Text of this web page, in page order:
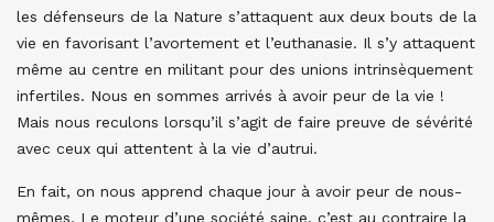
les défenseurs de la Nature s’attaquent aux deux bouts de la
vie en favorisant l’avortement et l’euthanasie. Il s’y attaquent
même au centre en militant pour des unions intrinsèquement
infertiles. Nous en sommes arrivés à avoir peur de la vie !
Mais nous reculons lorsqu’il s’agit de faire preuve de sévérité
avec ceux qui attentent à la vie d’autrui.
En fait, on nous apprend chaque jour à avoir peur de nous-
mêmes. Le moteur d’une société saine, c’est au contraire la